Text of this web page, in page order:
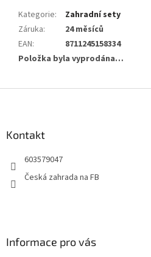
Kategorie:
Zahradní sety
Záruka:
24 měsíců
EAN:
8711245158334
Položka byla vyprodána…
Kontakt
603579047
Česká zahrada na FB
Informace pro vás